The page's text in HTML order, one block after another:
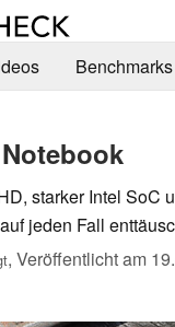
starker Intel SoC
jeden Fall
, Veröffentlicht am